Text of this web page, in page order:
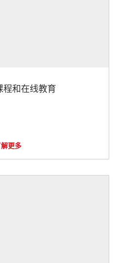
程和在线教育
更多